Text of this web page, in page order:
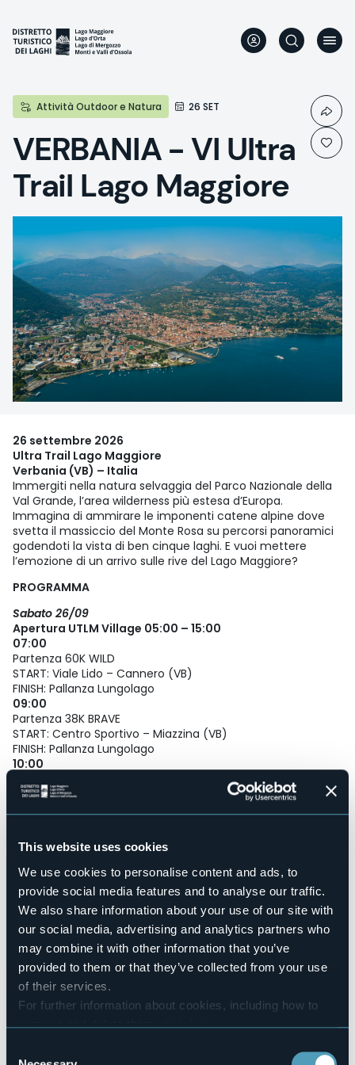
This website uses cookies
We use cookies to personalise content and ads, to
provide social media features and to analyse our traffic.
We also share information about your use of our site with
our social media, advertising and analytics partners who
may combine it with other information that you’ve
provided to them or that they’ve collected from your use
of their services.
For further information about cookies, including how to
manage and delete themclick here.
main
content
Attività Outdoor e Natura 26 SET
VERBANIA - VI Ultra
Trail Lago Maggiore
26 settembre 2026
Ultra Trail Lago Maggiore
Verbania (VB) – Italia
Immergiti nella natura selvaggia del Parco Nazionale della
Val Grande, l’area wilderness più estesa d’Europa.
Immagina di ammirare le imponenti catene alpine dove
svetta il massiccio del Monte Rosa su percorsi panoramici
godendoti la vista di ben cinque laghi. E vuoi mettere
l’emozione di un arrivo sulle rive del Lago Maggiore?
PROGRAMMA
Sabato 26/09
Apertura UTLM Village 05:00 – 15:00
07:00
Partenza 60K WILD
START: Viale Lido – Cannero (VB)
FINISH: Pallanza Lungolago
09:00
Partenza 38K BRAVE
START: Centro Sportivo – Miazzina (VB)
FINISH: Pallanza Lungolago
10:00
START: P.zza V. Emanuele, 2 – Cossogno (VB)
Partenza 13K SUNSET
START: Via Pallanza, 2 – Mergozzo (VB)
FINISH: Pallanza Lungolago
Le iscrizioni a UTLM 2026 sono ufficialmente aperte.
Quattro distanze, un solo obiettivo: chiudere la stagione nel
cuore del Parco Nazionale della Val Grande, tra creste
panoramiche, boschi selvaggi e scorci indimenticabili sul
Lago Maggiore.
Dalla WILD 60K alla SUNSET 13K, ogni distanza è un viaggio
con l’arrivo sul lungolago di Verbania Pallanza a rendere
tutto ancora più memorabile.
Fino al 15 febbraio c’è una quota promo dedicata a chi
vuole esserci.
https://utlm.it/it/